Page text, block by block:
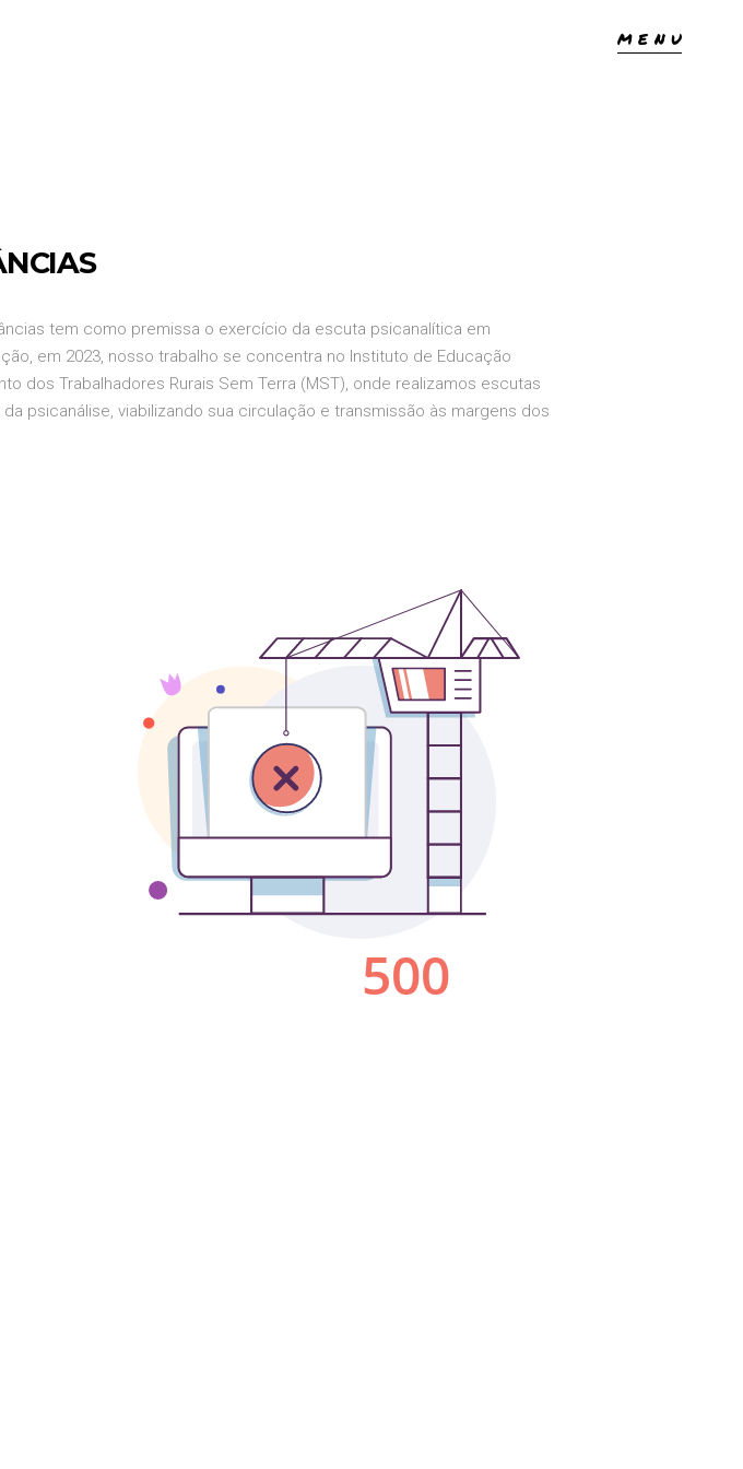
MENU
tem como premissa o exercício da escuta psicanalítica em
em 2023, nosso trabalho se concentra no Instituto de Educação
dos Trabalhadores Rurais Sem Terra (MST), onde realizamos escutas
psicanálise, viabilizando sua circulação e transmissão às margens dos